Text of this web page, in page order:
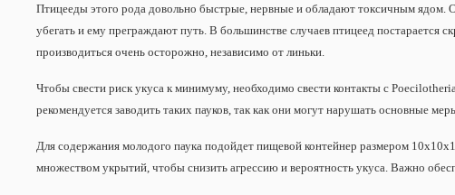
Птицееды этого рода довольно быстрые, нервные и обладают токсичным ядом.
убегать и ему преграждают путь. В большинстве случаев птицеед
производиться очень осторожно, независимо от линьки.
Чтобы свести риск укуса к минимуму, необходимо свести контакты с
рекомендуется заводить таких пауков, так как они могут нарушать основные
Для содержания молодого паука подойдет пищевой контейнер размером
множеством укрытий, чтобы снизить агрессию и вероятность укуса. Важно